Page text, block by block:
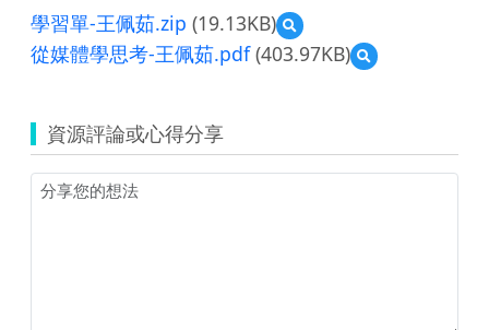
學習單-王佩茹.zip (19.13KB)
預
覽
學
茹.zip
從媒體學思考-王佩茹.pdf(403.97KB)
預
覽
學
思
資源評論或心得分享